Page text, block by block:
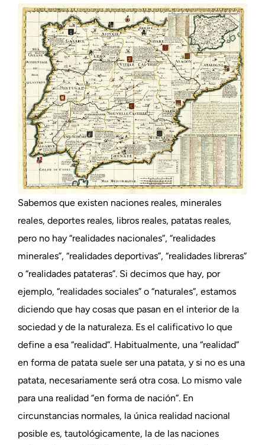
Sabemos que existen naciones reales, minerales
reales, deportes reales, libros reales, patatas reales,
pero no hay “realidades nacionales”, “realidades
minerales”, “realidades deportivas”, “realidades libreras”
o “realidades patateras”. Si decimos que hay, por
ejemplo, “realidades sociales” o “naturales”, estamos
diciendo que hay cosas que pasan en el interior de la
sociedad y de la naturaleza. Es el calificativo lo que
define a esa “realidad”. Habitualmente, una “realidad”
en forma de patata suele ser una patata, y si no es una
patata, necesariamente será otra cosa. Lo mismo vale
para una realidad “en forma de nación”. En
circunstancias normales, la única realidad nacional
posible es, tautológicamente, la de las naciones